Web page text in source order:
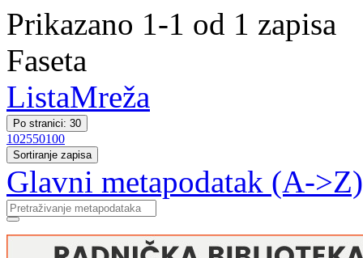
Prikazano 1-1 od 1 zapisa
Faseta
ListaMreža
Po stranici: 30
102550100
Sortiranje zapisa
Glavni metapodatak (A->Z)